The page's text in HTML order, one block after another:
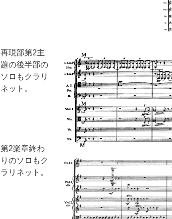
再現部第2主
題の後半部の
ソロもクラリ
ネット。
第2楽章終わ
りのソロもク
ラリネット。